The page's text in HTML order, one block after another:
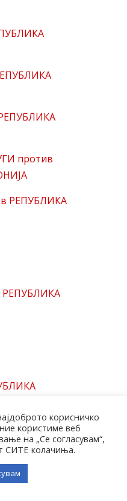
против
РЕПУБЛИКА
РЕПУБЛИКА
корисничко
користиме веб
на „Се согласувам“,
СИТЕ колачиња.